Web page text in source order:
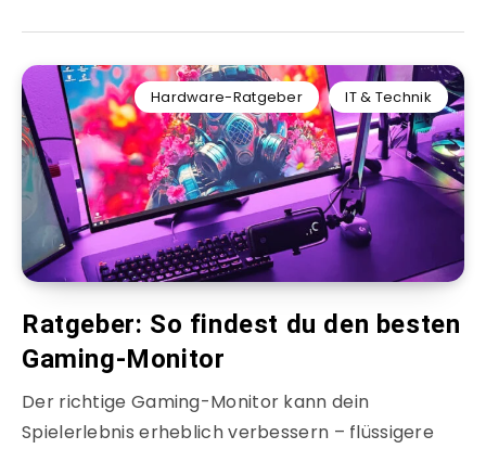
Hardware-Ratgeber IT & Technik
Ratgeber: So findest du den besten
Gaming-Monitor
Der richtige Gaming-Monitor kann dein
Spielerlebnis erheblich verbessern – flüssigere